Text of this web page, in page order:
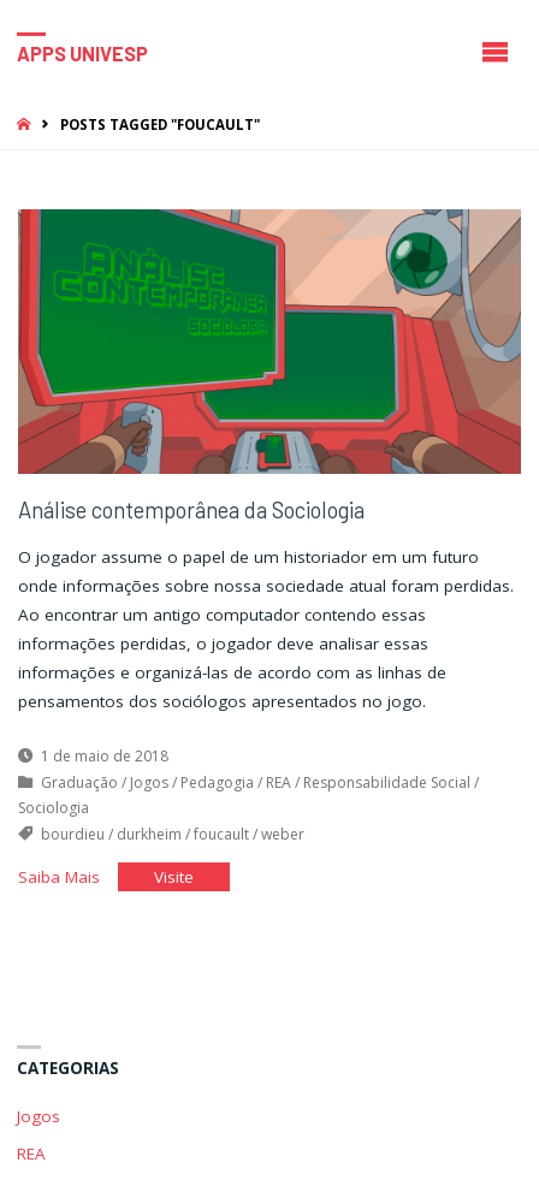
APPS UNIVESP
HOMEPOSTS TAGGED "FOUCAULT"
Análise contemporânea da Sociologia
O jogador assume o papel de um historiador em um futuro
onde informações sobre nossa sociedade atual foram perdidas.
Ao encontrar um antigo computador contendo essas
informações perdidas, o jogador deve analisar essas
informações e organizá-las de acordo com as linhas de
pensamentos dos sociólogos apresentados no jogo.
1 de maio de 2018
Graduação / Jogos/ Pedagogia / REA/ Responsabilidade Social /
Sociologia
bourdieu / durkheim /foucault/weber
Saiba Mais"AnáliseVisite"Análise
CATEGORIAS
Jogos
REA